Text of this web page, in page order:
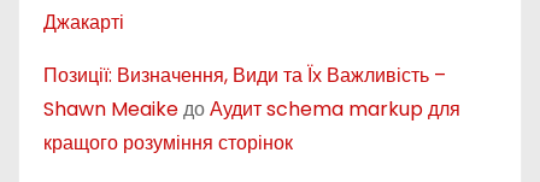
Джакарті
Позиції: Визначення, Види та Їх Важливість –
Shawn MeaikeдоАудит schema markup для
кращого розуміння сторінок